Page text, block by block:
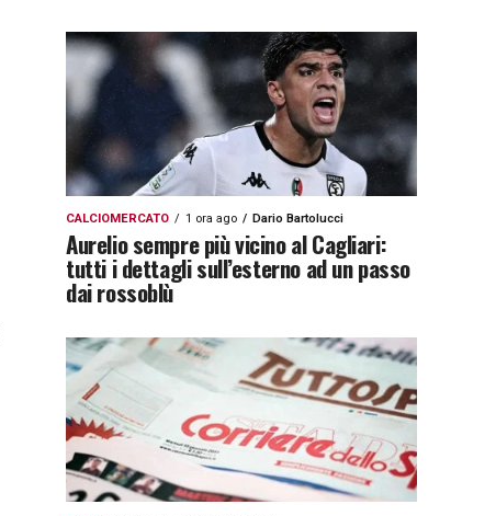
CALCIOMERCATO 1 ora ago Dario Bartolucci
Aurelio sempre più vicino al Cagliari:
tutti i dettagli sull’esterno ad un passo
dai rossoblù